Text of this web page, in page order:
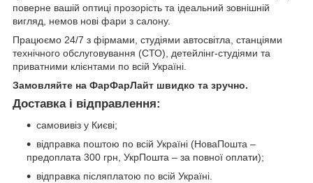
поверне вашій оптиці прозорість та ідеальний зовнішній
вигляд, немов нові фари з салону.
Працюємо 24/7 з фірмами, студіями автосвітла, станціями
технічного обслуговування (СТО), детейлінг-студіями та
приватними клієнтами по всій Україні.
Замовляйте на ФарФарЛайт швидко та зручно.
Доставка і відправлення:
самовивіз у Києві;
відправка поштою по всій Україні (НоваПошта –
предоплата 300 грн, УкрПошта – за повної оплати);
відправка післяплатою по всій Україні.